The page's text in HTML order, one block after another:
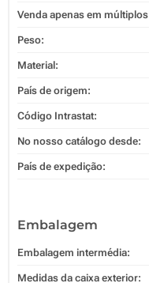
Venda apenas em
Peso:
Material:
País de origem:
Código Intrastat:
No nosso catálogo desde:
País de expedição:
Embalagem
Embalagem intermédia:
Medidas da caixa exterior: